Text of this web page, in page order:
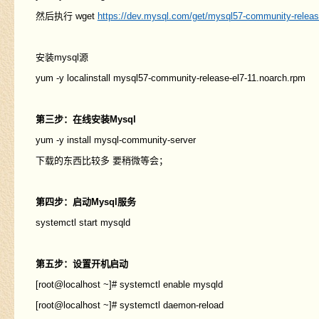
然后执行 wget https://dev.mysql.com/get/mysql57-community-
安装mysql源
yum -y localinstall mysql57-community-release-el7-11.noarch.rpm
第三步：在线安装Mysql
yum -y install mysql-community-server
下载的东西比较多 要稍微等会；
第四步：启动Mysql服务
systemctl start mysqld
第五步：设置开机启动
[root@localhost ~]# systemctl enable mysqld
[root@localhost ~]# systemctl daemon-reload